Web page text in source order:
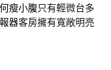
瘦小腹只有輕微台多
器客房擁有寬敞明亮